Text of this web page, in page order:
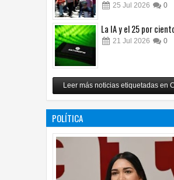
25 Jul 2026 0
La IA y el 25 por
21 Jul 2026 0
Carlos Monsiváis
12 Jul 2026 0
Leer más noticias etiquetadas en
POLÍTICA